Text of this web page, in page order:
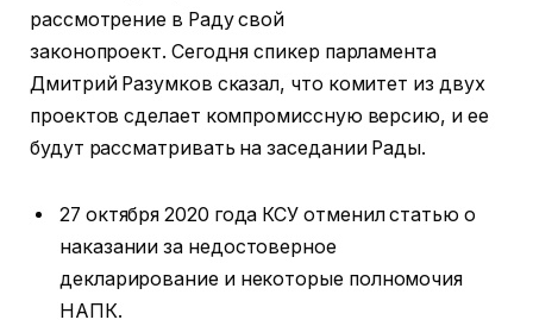
рассмотрение в Раду свой
законопроект. Сегодня спикер парламента
Дмитрий Разумков сказал, что комитет из двух
проектов сделает компромиссную версию, и ее
будут рассматривать на заседании Рады.
27 октября 2020 года КСУ отменил статью о
наказании за недостоверное
декларирование и некоторые полномочия
НАПК.